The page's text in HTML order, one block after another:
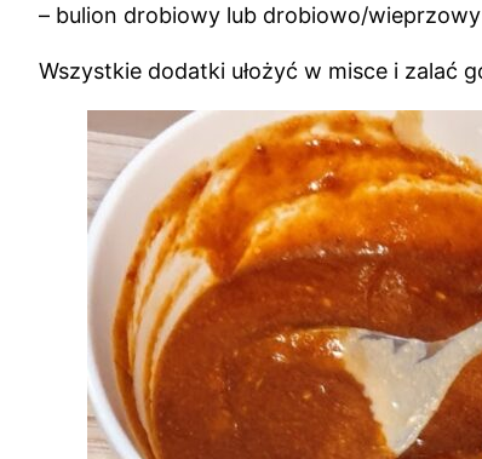
– bulion drobiowy lub drobiowo/wieprzowy
Wszystkie dodatki ułożyć w misce i zalać